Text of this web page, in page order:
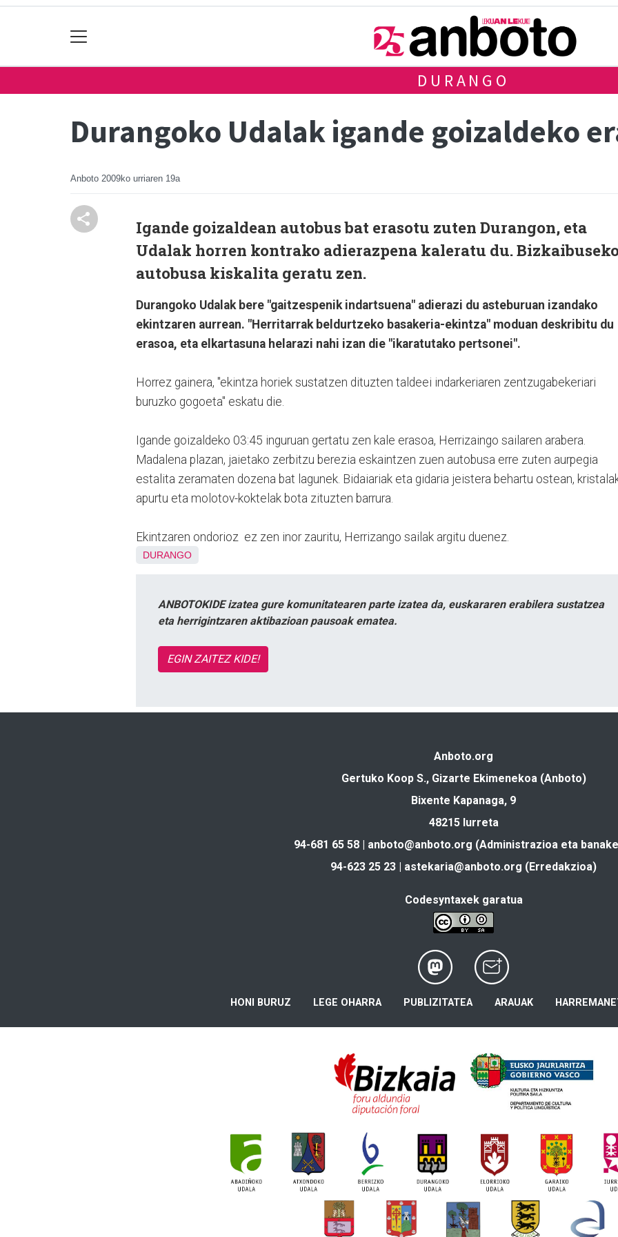
DURANGO
Durangoko Udalak igande goizaldeko
Anboto 2009ko urriaren 19a
Igande goizaldean autobus bat erasotu zuten Durangon, eta
Udalak horren kontrako adierazpena kaleratu du.
autobusa kiskalita geratu zen.
Durangoko Udalak bere "gaitzespenik indartsuena" adierazi du asteburuan izandako
ekintzaren aurrean. "Herritarrak beldurtzeko basakeria-ekintza" moduan deskribitu du
erasoa, eta elkartasuna helarazi nahi izan die "ikaratutako pertsonei".
Horrez gainera, "ekintza horiek sustatzen dituzten taldeei indarkeriaren zentzugabekeriari
buruzko gogoeta" eskatu die.
Igande goizaldeko 03:45 inguruan gertatu zen kale erasoa, Herrizaingo sailaren arabera.
Madalena plazan, jaietako zerbitzu berezia eskaintzen zuen autobusa erre zuten aurpegia
estalita zeramaten dozena bat lagunek. Bidaiariak eta gidaria jeistera behartu ostean,
apurtu eta molotov-koktelak bota zituzten barrura.
Ekintzaren ondorioz ez zen inor zauritu, Herrizango sailak argitu duenez.
DURANGO
ANBOTOKIDE izatea gure komunitatearen parte izatea da, euskararen erabilera sustatzea
eta herrigintzaren aktibazioan pausoak ematea.
EGIN ZAITEZ KIDE!
Anboto.org
Gertuko Koop S., Gizarte Ekimenekoa (Anboto)
Bixente Kapanaga, 9
48215 Iurreta
94-681 65 58 | anboto@anboto.org (Administrazioa eta
94-623 25 23 | astekaria@anboto.org (Erredakzioa)
Codesyntaxek garatua
HONI BURUZ LEGE OHARRA PUBLIZITATEA ARAUAK